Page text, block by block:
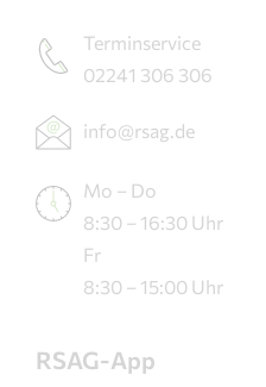
Terminservice
02241 306 306
info@rsag.de
Mo – Do
8:30 – 16:30 Uhr
Fr
8:30 – 15:00 Uhr
RSAG-App